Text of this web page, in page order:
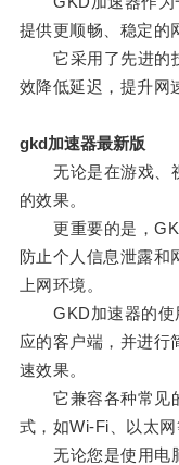
提供更顺畅、稳定的
它采用了先进的技
效降低延迟，提升网
gkd加速器最新版
无论是在游戏、视
的效果。
更重要的是，GKD
防止个人信息泄露和
上网环境。
GKD加速器的使
应的客户端，并进行
速效果。
它兼容各种常见的
式，如Wi-Fi、以太网
无论您是使用电脑